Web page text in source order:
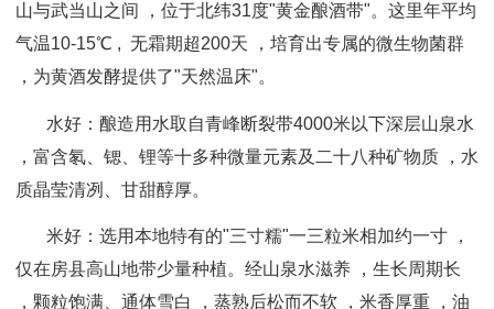
山与武当山之间 ，位于北纬31度"黄金酿酒带"。这里年平均
气温10-15℃ , 无霜期超200天 ，培育出专属的微生物菌群
，为黄酒发酵提供了"天然温床"。
水好：酿造用水取自青峰断裂带4000米以下深层山泉水
，富含氡、锶、锂等十多种微量元素及二十八种矿物质 ，水
质晶莹清冽、甘甜醇厚。
米好：选用本地特有的"三寸糯"一三粒米相加约一寸 ，
仅在房县高山地带少量种植。经山泉水滋养 ，生长周期长
，颗粒饱满、通体雪白 ，蒸熟后松而不软 ，米香厚重 ，油